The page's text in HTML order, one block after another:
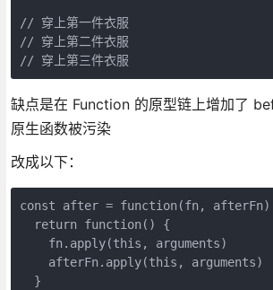
// 穿上第一件衣服
// 穿上第二件衣服
// 穿上第三件衣服
缺点是在 Function 的原型链上增加了
原生函数被污染
改成以下：
const after = function(fn,
  return function() {
    fn.apply(this, arguments)
    afterFn.apply(this, arguments)
  }